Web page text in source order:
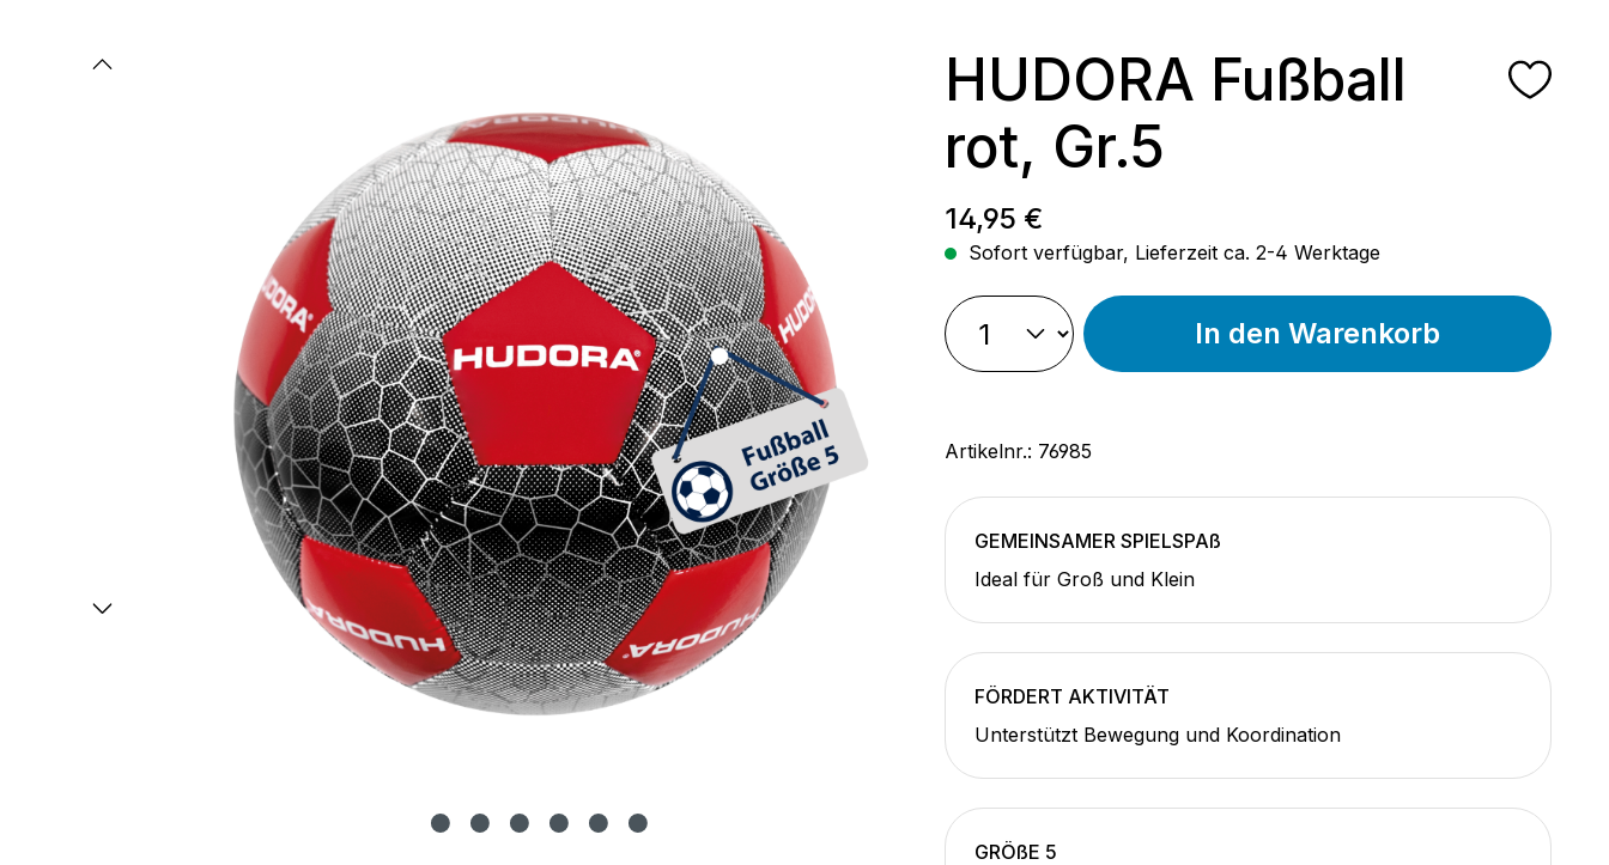
Bildergalerie überspringen
HUDORA Fußball
rot, Gr.5
Regulärer Preis:
14,95 €
Sofort verfügbar, Lieferzeit ca. 2-4 Werktage
In den Warenkorb
Artikelnr.: 76985
GEMEINSAMER SPIELSPAß
Ideal für Groß und Klein
FÖRDERT AKTIVITÄT
Unterstützt Bewegung und Koordination
GRÖßE 5